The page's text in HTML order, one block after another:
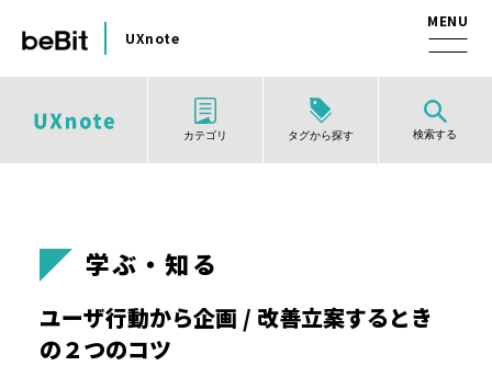
UXnote
カテゴリ タグから探す 検索する
学ぶ・知る
ユーザ行動から企画 / 改善立案するとき
の２つのコツ